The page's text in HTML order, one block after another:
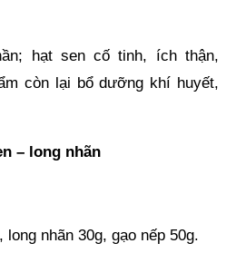
hạt sen cố tinh, ích thận,
còn lại bổ dưỡng khí huyết,
– long nhãn
nhãn 30g, gạo nếp 50g.